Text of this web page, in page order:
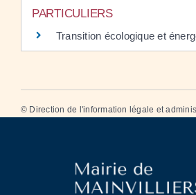
PARTICULIERS
Transition écologique et
© Direction de l'information légale et